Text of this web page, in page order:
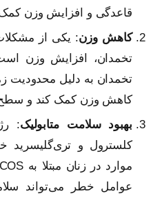
قاعدگی و افزایش وزن
کاهش وزن: یکی از مشکلات
تخمدان، افزایش وزن
تخمدان به دلیل محدودیت
کاهش وزن کمک کند و
بهبود سلامت متابولیک:
کلسترول و تری‌گلیسرید
عوامل خطر می‌تواند